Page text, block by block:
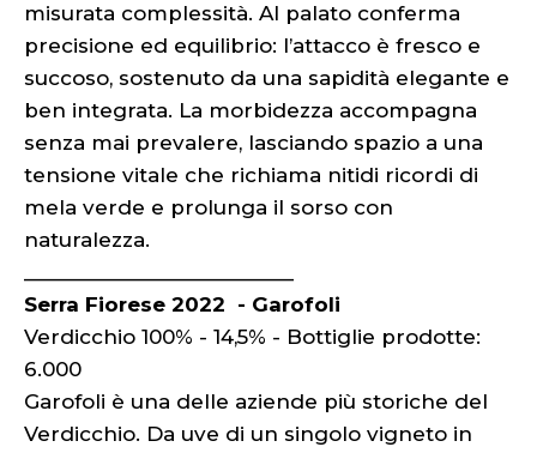
misurata complessità. Al palato conferma
precisione ed equilibrio: l’attacco è fresco e
succoso, sostenuto da una sapidità elegante e
ben integrata. La morbidezza accompagna
senza mai prevalere, lasciando spazio a una
tensione vitale che richiama nitidi ricordi di
mela verde e prolunga il sorso con
naturalezza.
_________________________
Serra Fiorese 2022 - Garofoli
Verdicchio 100% - 14,5% - Bottiglie prodotte:
6.000
Garofoli è una delle aziende più storiche del
Verdicchio. Da uve di un singolo vigneto in